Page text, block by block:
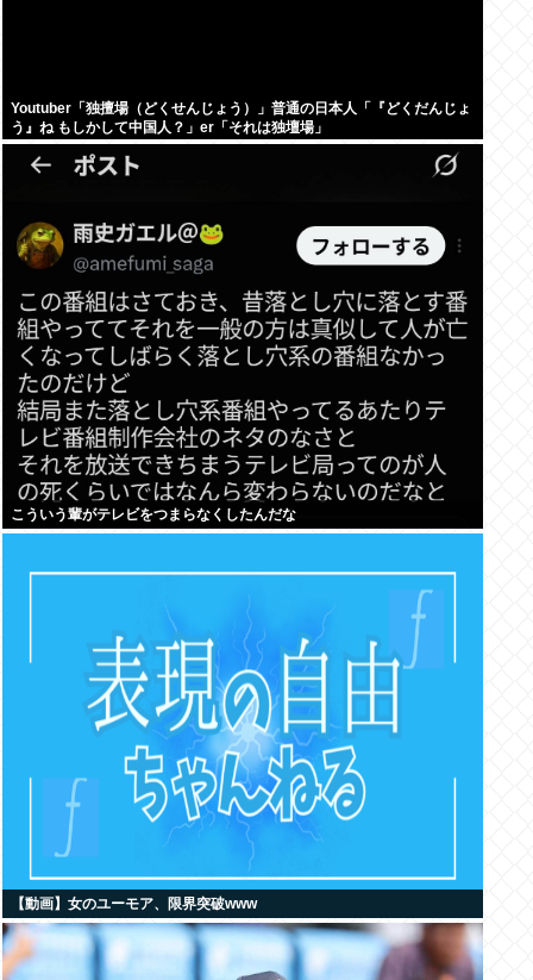
Youtuber「独擅場（どくせんじょう）」普通の日本人「『どくだんじょ
う』ね もしかして中国人？」er「それは独壇場」
こういう輩がテレビをつまらなくしたんだな
【動画】女のユーモア、限界突破www